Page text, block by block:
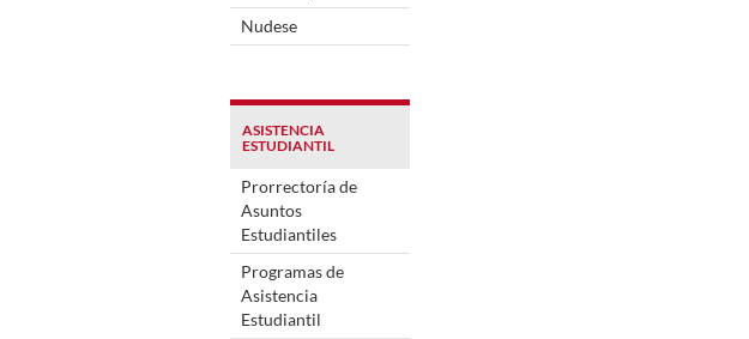
Nudese
ASISTENCIA
ESTUDIANTIL
Prorrectoría de
Asuntos
Estudiantiles
Programas de
Asistencia
Estudiantil